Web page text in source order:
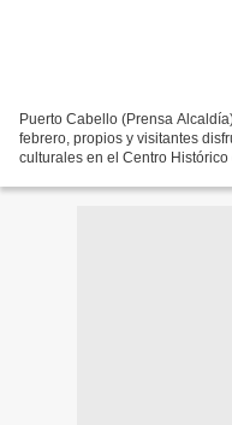
Puerto Cabello (Prensa
febrero, propios y visitantes
culturales en el Centro